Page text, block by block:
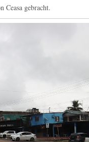
gebracht.